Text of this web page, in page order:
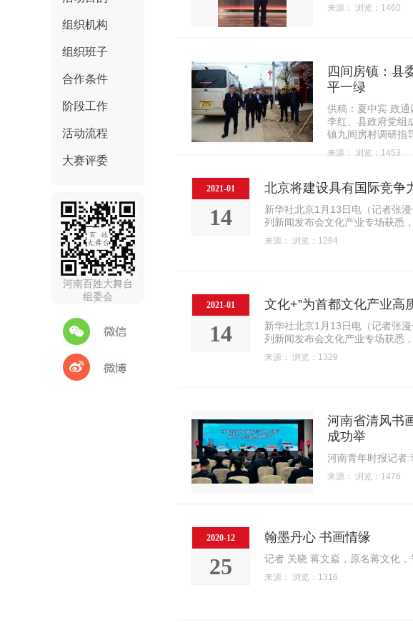
组织机构
组织班子
合作条件
阶段工作
活动流程
大赛评委
河南百姓大舞台
组委会
来源： 浏览：1460
四间房镇：县
平一绿
供稿：夏中宾 政
李红、县政府党组
镇九间房村调研指
来源： 浏览：1453
2021-01
14
北京将建设具有国际竞争
新华社北京1月13日电（记者张漫
列新闻发布会文化产业专场获悉
来源： 浏览：1284
2021-01
14
文化+”为首都文化产业高
新华社北京1月13日电（记者张漫
列新闻发布会文化产业专场获悉
来源： 浏览：1329
河南省清风书
成功举
河南青年时报记者:
来源： 浏览：1476
2020-12
25
翰墨丹心 书画情缘
记者 关晓 蒋文焱，原名蒋文化
来源： 浏览：1316